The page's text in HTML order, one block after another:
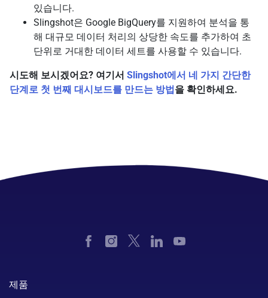
있습니다.
Slingshot은 Google BigQuery를 지원하여 분석을 통
해 대규모 데이터 처리의 상당한 속도를 추가하여 초
단위로 거대한 데이터 세트를 사용할 수 있습니다.
시도해 보시겠어요? 여기서 Slingshot에서 네 가지 간단한
단계로 첫 번째 대시보드를 만드는 방법을 확인하세요.
제품